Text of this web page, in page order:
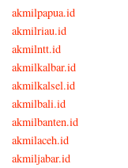
akmilpapua.id
akmilriau.id
akmilntt.id
akmilkalbar.id
akmilkalsel.id
akmilbali.id
akmilbanten.id
akmilaceh.id
akmiljabar.id